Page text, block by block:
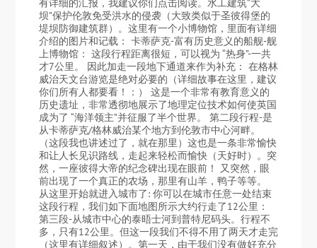
坝”保护伦敦免受洪水的侵袭（大致类似于圣彼得堡的
堤坝防御建筑群）。这里有一个小博物馆，里面有详细
介绍的图片和记载： 卡蒂萨克-富有历史意义的船舰-舰
上博物馆： 这段行程距离很短，可以视为 “热身”-一共
才7公里。 因此加走一段地下通道来作为补充： 在格林
威治天文台游览是绝对必要的（详细故事在这里，建议
你们所有人都要看！：） 这是一个非常有教育意义的
历史遗址，非常透彻地展示了地理定位技术如何使英国
成为了 “海洋领主”并征服了半个世界。 第二段行程-是
从卡蒂萨克/格林威治某个地方到伦敦市中心河畔。
（这段我也讲述过了，就在那里）这也是一条非常愉快
和让人长见识路线，走起来轻松而愉快（天好时）。突
然，一座彼得大帝的纪念碑出现在眼前！ 又突然，眼
前出现了一个真正的农场，那里有山羊，鸭子等等。
从这里开始就进入城市了: 你可以在城市任意一处结束
这段行程，我们如下面地图所示大约行走了12公里：
第三段-从城市中心的泰晤士河到普特尼码头。行程不
多，只有12公里。但这一段我们不得不用了两天才走完
（这里有详细叙述）。第一天，由于我们没有做好充分